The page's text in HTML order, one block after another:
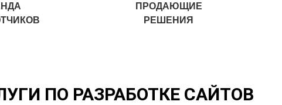
ПРОДАЮЩИЕ
РЕШЕНИЯ
ПО РАЗРАБОТКЕ САЙТОВ